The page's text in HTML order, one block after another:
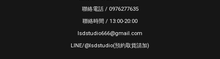
聯絡電話 / 0976277635
聯絡時間 / 13:00-20:00
lsdstudio666@gmail.com
LINE/@lsdstudio(預約取貨請加)